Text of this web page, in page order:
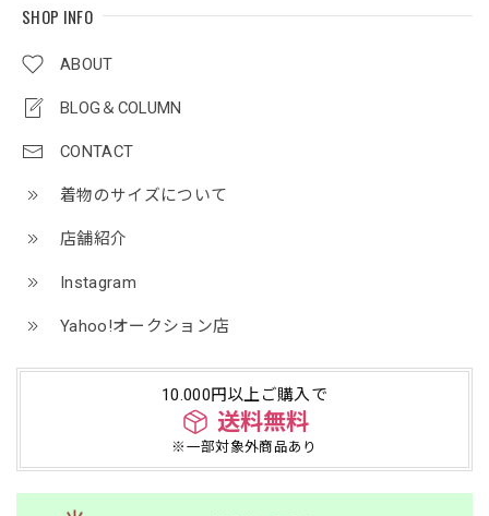
SHOP INFO
ABOUT
BLOG＆COLUMN
CONTACT
着物のサイズについて
店舗紹介
Instagram
Yahoo!オークション店
10.000円以上ご購入で
送料無料
※一部対象外商品あり